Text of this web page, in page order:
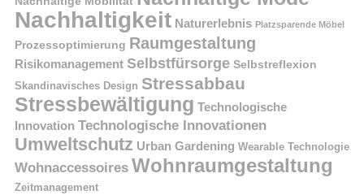
Nachhaltigkeit Naturerlebnis Platzsparende Möbel
Prozessoptimierung Raumgestaltung
Risikomanagement Selbstfürsorge Selbstreflexion
Skandinavisches Design Stressabbau
Stressbewältigung Technologische
Innovation Technologische Innovationen
Umweltschutz Urban Gardening Wearable Technologie
Wohnaccessoires Wohnraumgestaltung
Zeitmanagement